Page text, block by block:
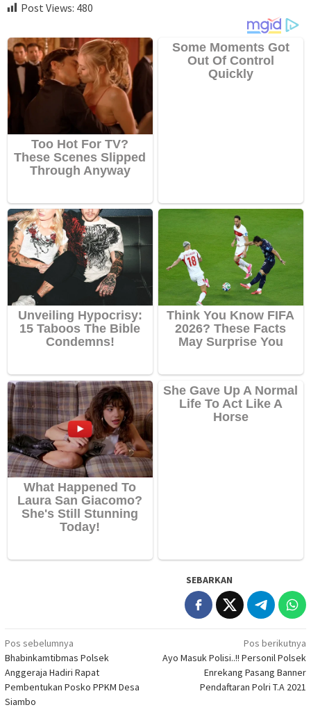
Post Views: 480
SEBARKAN
Navigasi
pos
Pos sebelumnya
Bhabinkamtibmas Polsek
Anggeraja Hadiri Rapat
Pembentukan Posko PPKM Desa
Siambo
Pos berikutnya
Ayo Masuk Polisi..!! Personil Polsek
Enrekang Pasang Banner
Pendaftaran Polri T.A 2021